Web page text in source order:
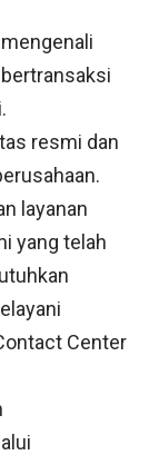
resmi dan
layanan
yang telah
Center